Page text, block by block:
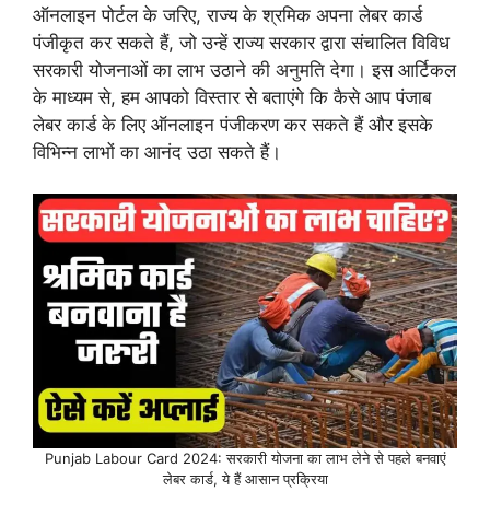
ऑनलाइन पोर्टल के जरिए, राज्य के श्रमिक अपना लेबर कार्ड
पंजीकृत कर सकते हैं, जो उन्हें राज्य सरकार द्वारा संचालित विविध
सरकारी योजनाओं का लाभ उठाने की अनुमति देगा। इस आर्टिकल
के माध्यम से, हम आपको विस्तार से बताएंगे कि कैसे आप पंजाब
लेबर कार्ड के लिए ऑनलाइन पंजीकरण कर सकते हैं और इसके
विभिन्न लाभों का आनंद उठा सकते हैं।
Punjab Labour Card 2024: सरकारी योजना का लाभ लेने से पहले बनवाएं
लेबर कार्ड, ये हैं आसान प्रक्रिया